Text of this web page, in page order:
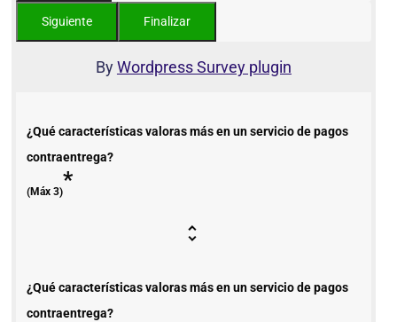
ByWordpress Survey plugin
¿Qué características valoras más en un servicio de pagos
contraentrega?
(Máx 3)*
¿Qué características valoras más en un servicio de pagos
contraentrega?